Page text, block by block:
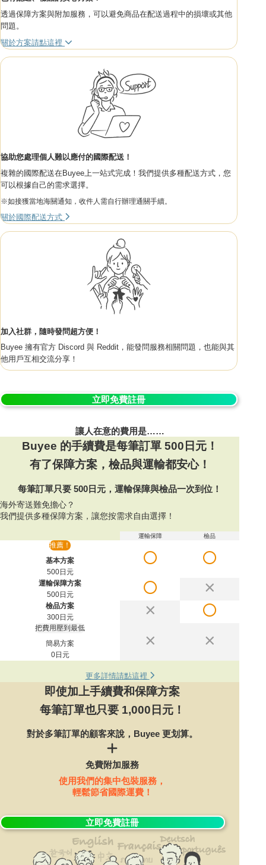
透過保障方案與附加服務，可以避免商品在配送過程中的損壞或其他
問題。
關於方案請點這裡
協助您處理個人難以應付的國際配送！
複雜的國際配送在Buyee上一站式完成！我們提供多種配送方式，您
可以根據自己的需求選擇。
※如接獲當地海關通知，收件人需自行辦理通關手續。
關於國際配送方式
加入社群，隨時發問超方便！
Buyee 擁有官方 Discord 與 Reddit，能發問服務相關問題，也能與其
他用戶互相交流分享！
立即免費註冊
讓人在意的費用是……
Buyee 的手續費是每筆訂單 500日元！
有了保障方案，檢品與運輸都安心！
每筆訂單只要 500日元，運輸保障與檢品一次到位！
海外寄送難免擔心？
我們提供多種保障方案，讓您按需求自由選擇！
運輸保障 檢品
推薦！
基本方案
500日元
運輸保障方案
500日元
檢品方案
300日元
把費用壓到最低
簡易方案
0日元
更多詳情請點這裡
即使加上手續費和保障方案
每筆訂單也只要 1,000日元！
對於多筆訂單的顧客來說，Buyee 更划算。
免費附加服務
使用我們的集中包裝服務，
輕鬆節省國際運費！
立即免費註冊